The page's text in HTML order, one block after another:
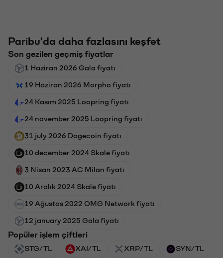
Paribu'da daha fazlasını keşfet
Son gezilen geçmiş fiyatlar
1 Haziran 2026 Gala fiyatı
19 Haziran 2026 Morpho fiyatı
24 Kasım 2025 Loopring fiyatı
24 november 2025 Loopring fiyatı
31 july 2026 Dogecoin fiyatı
10 december 2024 Skale fiyatı
3 Nisan 2023 AC Milan fiyatı
10 Aralık 2024 Skale fiyatı
19 Ağustos 2022 OMG Network fiyatı
12 january 2025 Gala fiyatı
Popüler işlem çiftleri
STG/TL XAI/TL XRP/TL SYN/TL